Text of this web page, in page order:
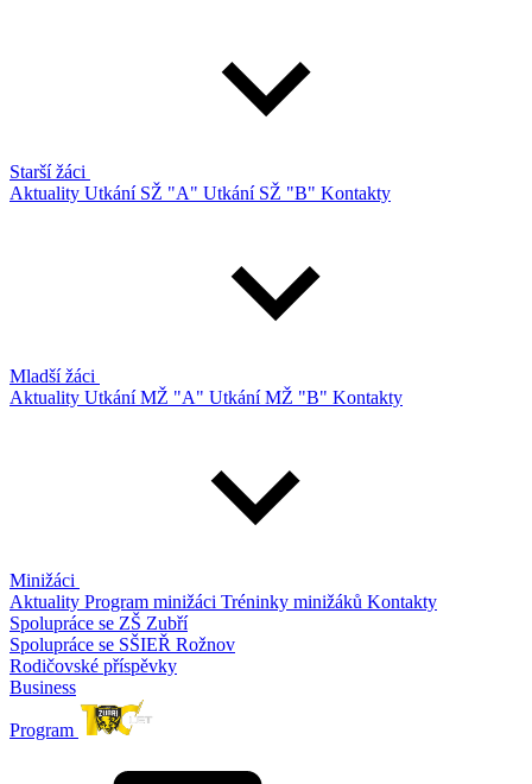
Starší žáci
Aktuality Utkání SŽ "A" Utkání SŽ "B" Kontakty
Mladší žáci
Aktuality Utkání MŽ "A" Utkání MŽ "B" Kontakty
Minižáci
Aktuality Program minižáci Tréninky minižáků Kontakty
Spolupráce se ZŠ Zubří
Spolupráce se SŠIEŘ Rožnov
Rodičovské příspěvky
Business
Program